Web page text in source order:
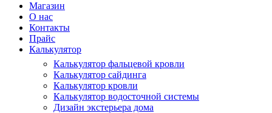
Магазин
О нас
Контакты
Прайс
Калькулятор
Калькулятор фальцевой кровли
Калькулятор сайдинга
Калькулятор кровли
Калькулятор водосточной системы
Дизайн экстерьера дома